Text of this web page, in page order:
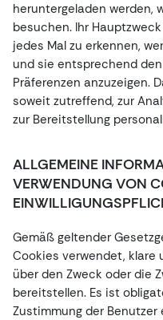
heruntergeladen werden,
besuchen. Ihr
jedes Mal zu erkennen,
und sie entsprechend
Präferenzen anzuzeigen.
soweit zutreffend, zur
zur Bereitstellung
ALLGEMEINE
VERWENDUNG VON
Gemäß geltender
Cookies verwendet, klare
über den Zweck oder die
bereitstellen. Es ist
Zustimmung der Benutzer